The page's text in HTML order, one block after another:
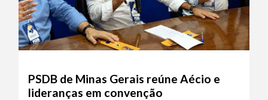
PSDB de Minas Gerais reúne Aécio e
lideranças em convenção